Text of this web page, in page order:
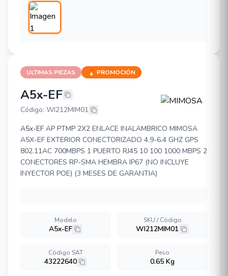
ULTIMAS PIEZAS 🔥 PROMOCIÓN
MIMOSA A5x-EF
A5x-EF
Código: WI212MIM01
A5x-EF AP PTMP 2X2 ENLACE INALAMBRICO MIMOSA
A5X-EF EXTERIOR CONECTORIZADO 4.9-6.4 GHZ GPS
802.11AC 700MBPS 1 PUERTO RJ45 10 100 1000 MBPS 2
CONECTORES RP-SMA HEMBRA IP67 (NO INCLUYE
INYECTOR POE) (3 MESES DE GARANTIA)
Modelo
A5x-EF
SKU / Código
WI212MIM01
Código SAT
43222640
Peso
0.65 Kg